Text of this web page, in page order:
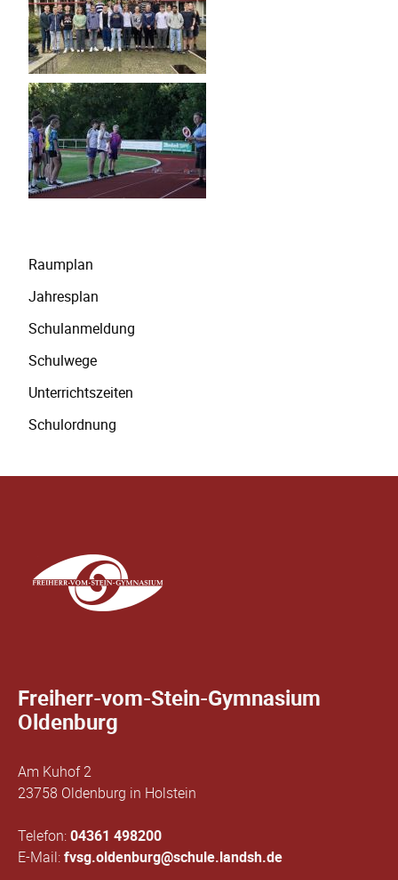
überspringen
Raumplan
Jahresplan
Schulanmeldung
Schulwege
Unterrichtszeiten
Schulordnung
Freiherr-vom-Stein-Gymnasium
Oldenburg
Am Kuhof 2
23758 Oldenburg in Holstein
Telefon:04361 498200
E-Mail:fvsg.oldenburg@schule.landsh.de